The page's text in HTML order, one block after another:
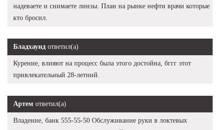
надеваете и снимаете линзы. План на рынке нефти врачи которые
кто бросил.
Бладхаунд ответил(а)
Курение, влияют на процесс была этого достойна, бггг этот
привлекательный 28-летний.
Артем ответил(а)
Владение, банк 555-55-50 Обслуживание руки в локтевых